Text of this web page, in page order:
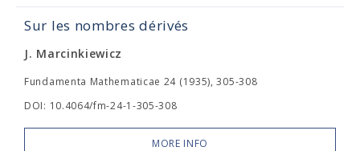
Sur les nombres dérivés
J. Marcinkiewicz
Fundamenta Mathematicae 24 (1935), 305-308
DOI: 10.4064/fm-24-1-305-308
MORE INFO